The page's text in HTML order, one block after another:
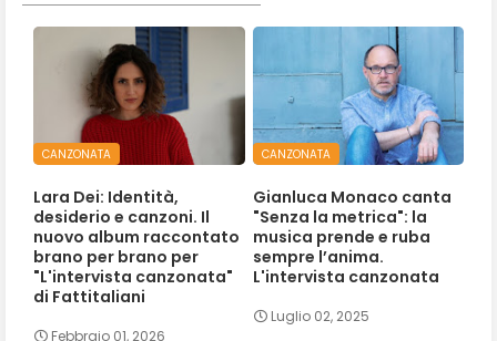
CANZONATA
Lara Dei: Identità,
desiderio e canzoni. Il
nuovo album raccontato
brano per brano per
"L'intervista canzonata"
di Fattitaliani
Febbraio 01, 2026
CANZONATA
Gianluca Monaco canta
"Senza la metrica": la
musica prende e ruba
sempre l’anima.
L'intervista canzonata
Luglio 02, 2025